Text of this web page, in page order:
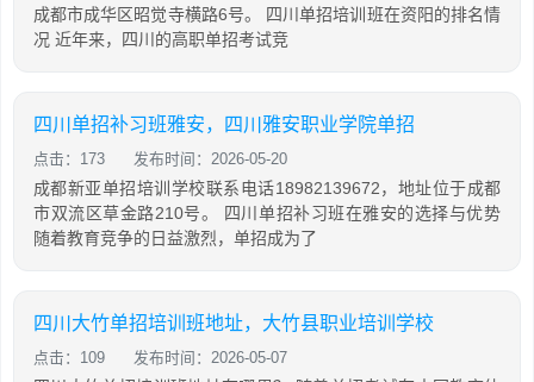
成都市成华区昭觉寺横路6号。 四川单招培训班在资阳的排名情
况 近年来，四川的高职单招考试竞
四川单招补习班雅安，四川雅安职业学院单招
点击：173 发布时间：2026-05-20
成都新亚单招培训学校联系电话18982139672，地址位于成都
市双流区草金路210号。 四川单招补习班在雅安的选择与优势
随着教育竞争的日益激烈，单招成为了
四川大竹单招培训班地址，大竹县职业培训学校
点击：109 发布时间：2026-05-07